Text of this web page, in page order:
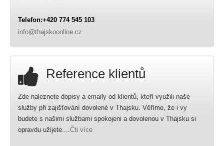
Telefon:+420 774 545 103
info@thajskoonline.cz
Reference klientů
Zde naleznete dopisy a emaily od klientů, kteří využili naše
služby při zajišťování dovolené v Thajsku. Věříme, že i vy
budete s našimi službami spokojeni a dovolenou v Thajsku si
opravdu užijete....Čti více